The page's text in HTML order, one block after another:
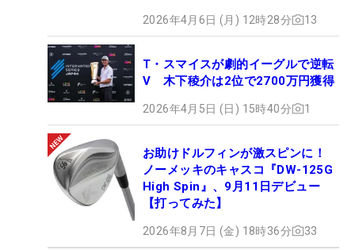
2026年4月6日 (月) 12時28分 13
T・スマイスが劇的イーグルで逆転
V 木下稜介は2位で2700万円獲得
2026年4月5日 (日) 15時40分 1
お助けドルフィンが激スピンに！
ノーメッキのキャスコ『DW-125G
High Spin』、9月11日デビュー
【打ってみた】
2026年8月7日 (金) 18時36分 33